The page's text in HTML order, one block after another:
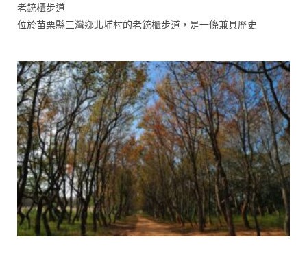
老銃櫃步道
位於苗栗縣三灣鄉北埔村的老銃櫃步道，是一條兼具歷史